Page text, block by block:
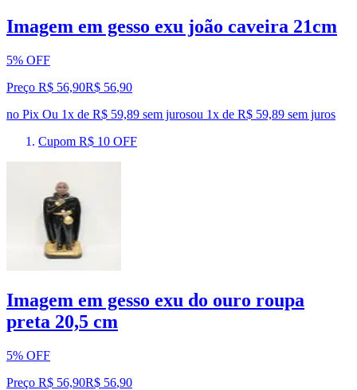
Imagem em gesso exu joão caveira 21cm
5% OFF
Preço R$ 56,90R$ 56,90
no Pix Ou 1x de R$ 59,89 sem jurosou 1x de R$ 59,89 sem juros
Cupom R$ 10 OFF
Imagem em gesso exu do ouro roupa
preta 20,5 cm
5% OFF
Preço R$ 56,90R$ 56,90